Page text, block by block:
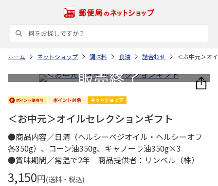
ホーム ネットショップ 調味料 食油 詰合わせ ＜お中元＞オ
＜お中元＞オイルセレクションギフト
●商品内容／日清（ヘルシーベジオイル・ヘルシーオフ
各350g）、コーン油350g、キャノーラ油350g×3
●賞味期間／常温で2年 商品提供者：リンベル（株）
3,150円(送料・税込)